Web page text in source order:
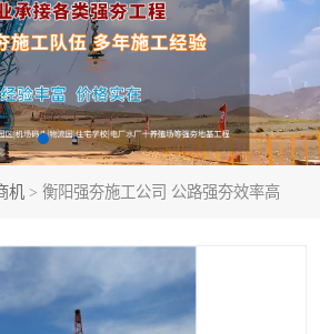
机 > 衡阳强夯施工公司 公路强夯效率高
强夯机租赁
强夯施工队伍